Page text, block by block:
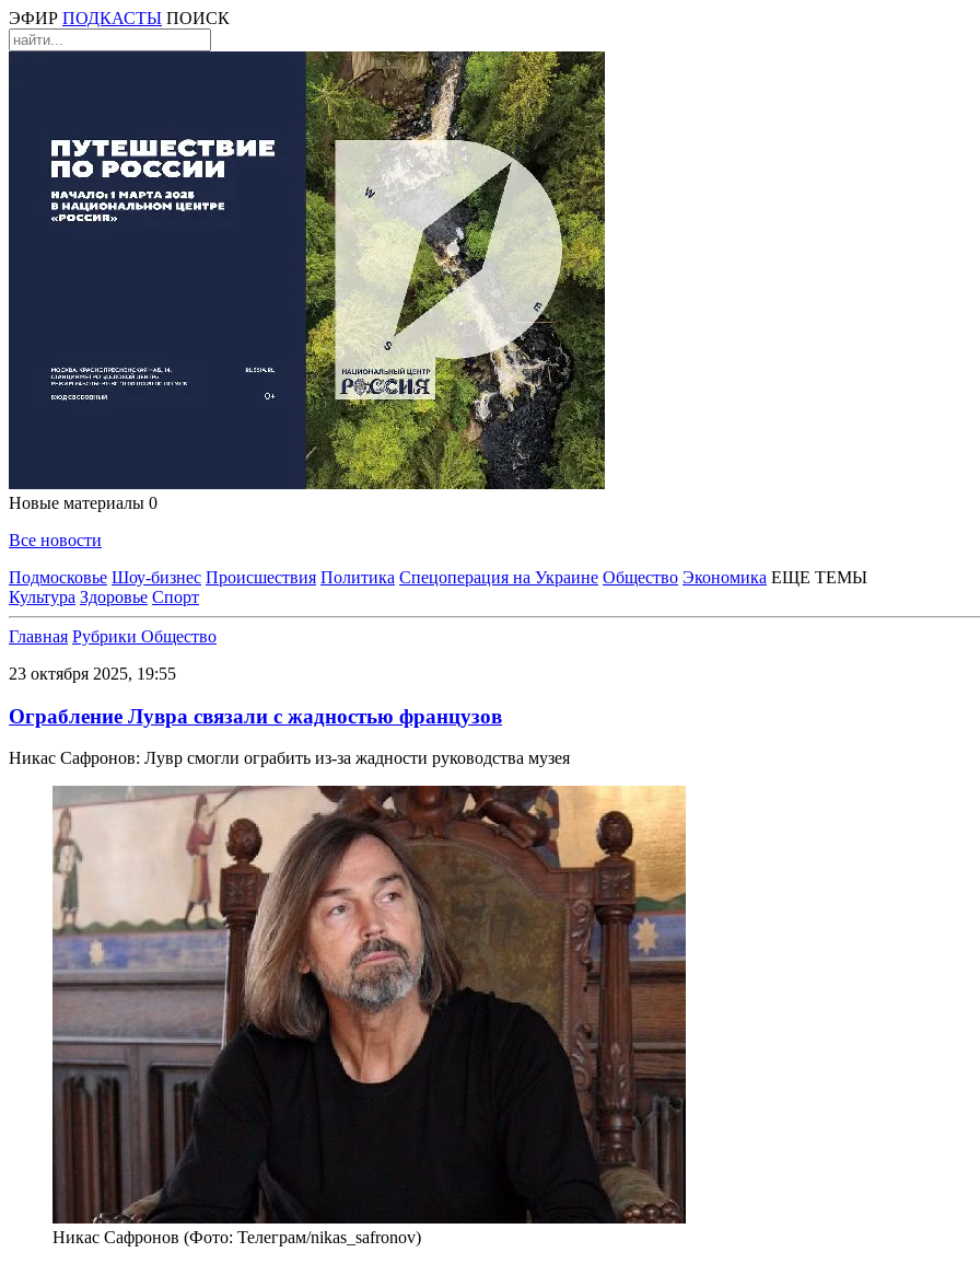
ЭФИР ПОДКАСТЫ ПОИСК
Новые материалы 0
Все новости
Подмосковье Шоу-бизнес Происшествия Политика Спецоперация на Украине Общество Экономика ЕЩЕ ТЕМЫ
Культура Здоровье Спорт
Главная Рубрики Общество
23 октября 2025, 19:55
Ограбление Лувра связали с жадностью французов
Никас Сафронов: Лувр смогли ограбить из-за жадности руководства музея
Никас Сафронов (Фото: Телеграм/nikas_safronov)